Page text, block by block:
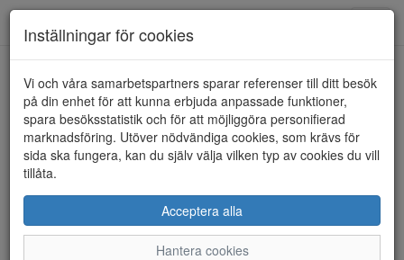
HEM MARCO BOSSI
Inställningar för cookies
Vi och våra samarbetspartners sparar referenser till ditt besök
på din enhet för att kunna erbjuda anpassade funktioner,
spara besöksstatistik och för att möjliggöra personifierad
marknadsföring. Utöver nödvändiga cookies, som krävs för
sida ska fungera, kan du själv välja vilken typ av cookies du vill
tillåta.
Acceptera alla
Hantera cookies